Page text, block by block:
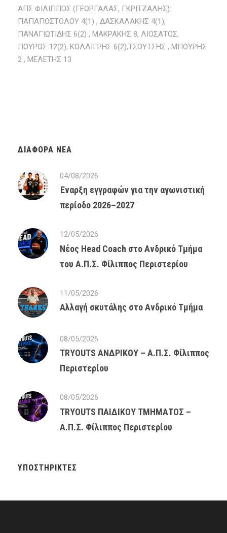
ΑΠΣ ΦΙΛΙΠΠΟΣ (ΓΕΩΡΓΑΛΑΣ, ΓΚΡΙΤΖΑΛΗΣ):
ΠΑΠΑΠΟΣΤΟΛΟΥ 4(1) , ΔΑΣΚΑΛΑΚΗΣ 4(1),
ΠΑΝΑΓΙΩΤΙΔΗΣ 6(2) , ΜΑΚΡΑΚΗΣ 8, ΛΙΟΣΑΤΟΣ,
ΠΟΥΡΟΣ 12(2), ΚΟΛΛΙΓΡΗΣ 6(2),ΤΣΟΥΤΣΗΣ , ΜΠΟΥΡΗΣ
2 , ΜΕΛΕΤΗΣ 13
ΔΙΆΦΟΡΑ ΝΈΑ
04/08/2026
Έναρξη εγγραφών για την αγωνιστική
περίοδο 2026–2027
12/05/2026
Νέος Head Coach στο Ανδρικό Τμήμα
του Α.Π.Σ. Φίλιππος Περιστερίου
11/05/2026
Αλλαγή σκυτάλης στο Ανδρικό Τμήμα
08/05/2026
TRYOUTS ΑΝΔΡΙΚΟΥ – Α.Π.Σ. Φίλιππος
Περιστερίου
08/05/2026
TRYOUTS ΠΑΙΔΙΚΟΥ ΤΜΗΜΑΤΟΣ –
Α.Π.Σ. Φίλιππος Περιστερίου
ΥΠΟΣΤΗΡΙΚΤΈΣ